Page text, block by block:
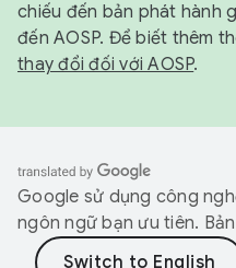
chiếu đến bản phát hành
đến AOSP. Để biết thêm
thay đổi đối với AOSP.
Google sử dụng công
ngôn ngữ bạn ưu tiên.